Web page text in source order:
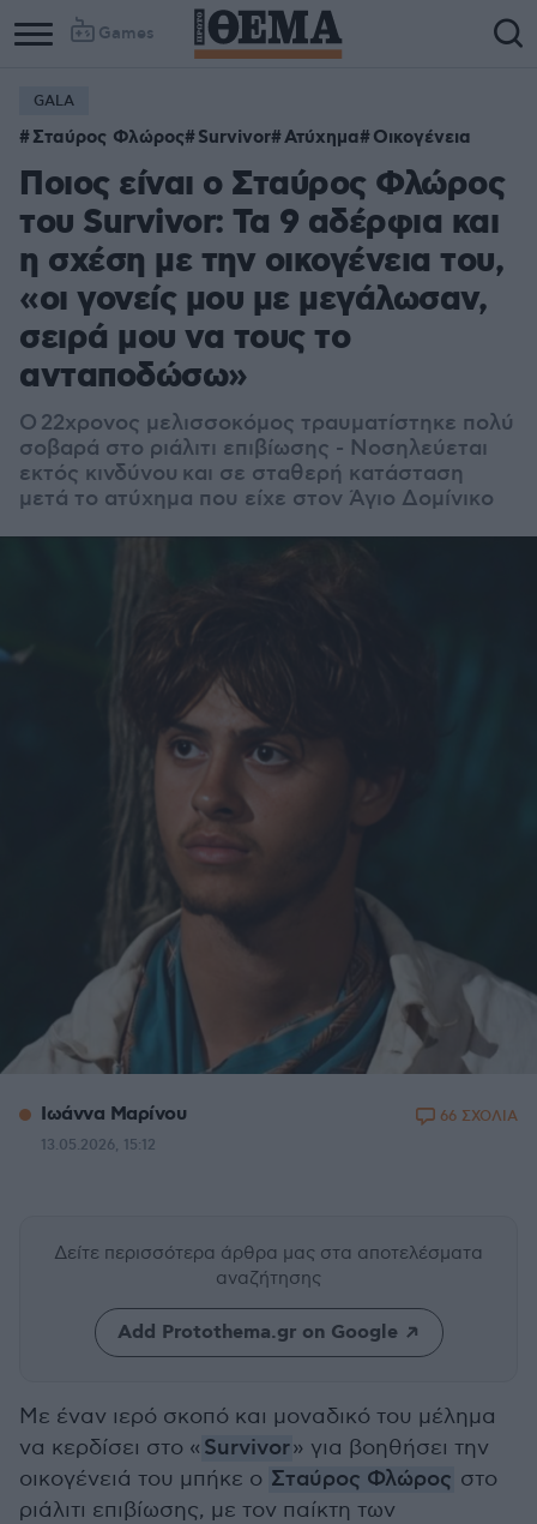
Games
GALA
Σταύρος Φλώρος Survivor Ατύχημα Οικογένεια
Ποιος είναι ο Σταύρος Φλώρος
του Survivor: Τα 9 αδέρφια και
η σχέση με την οικογένεια του,
«οι γονείς μου με μεγάλωσαν,
σειρά μου να τους το
ανταποδώσω»
Ο 22χρονος μελισσοκόμος τραυματίστηκε πολύ
σοβαρά στο ριάλιτι επιβίωσης - Νοσηλεύεται
εκτός κινδύνου και σε σταθερή κατάσταση
μετά το ατύχημα που είχε στον Άγιο Δομίνικο
Ιωάννα Μαρίνου
13.05.2026, 15:12
66 ΣΧΟΛΙΑ
Δείτε περισσότερα άρθρα μας στα αποτελέσματα
αναζήτησης
Add Protothema.gr on Google
Με έναν ιερό σκοπό και μοναδικό του μέλημα
να κερδίσει στο « Survivor» για βοηθήσει την
οικογένειά του μπήκε ο Σταύρος Φλώρος στο
ριάλιτι επιβίωσης, με τον παίκτη των